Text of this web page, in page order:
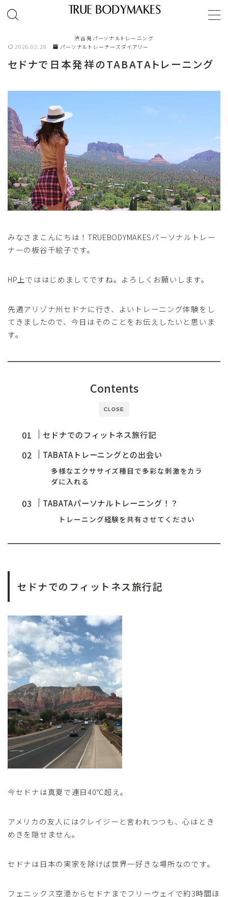
渋谷発パーソナルトレーニング
TOP
オンラインパーソナルトレーニング
パーソナルトレーナーご紹介
お客様体験談
レッスンお申し込み
お問い合わせ
2026.02.28 パーソナルトレーナーズダイアリー
セドナで日本発祥のTABATAトレーニング
みなさまこんにちは！TRUEBODYMAKESパーソナルトレー
ナーの板谷千絵子です。
HP上でははじめましてですね。よろしくお願いします。
先週アリゾナ州セドナに行き、よいトレーニング体験をし
てきましたので、今日はそのことをお伝えしたいと思いま
す。
CLOSE
Contents
セドナでのフィットネス旅行記
TABATAトレーニングとの出会い
多様なエクササイズ種目で多彩な刺激をカラ
ダに入れる
TABATAパーソナルトレーニング！？
トレーニング経験を共有させてください
セドナでのフィットネス旅行記
今セドナは真夏で連日40℃超え。
アメリカの友人にはクレイジーと言われつつも、心はとき
めきを隠せません。
セドナは日本の実家を除けば世界一好きな場所なのです。
フェニックス空港からセドナまでフリーウェイで約3時間ほ